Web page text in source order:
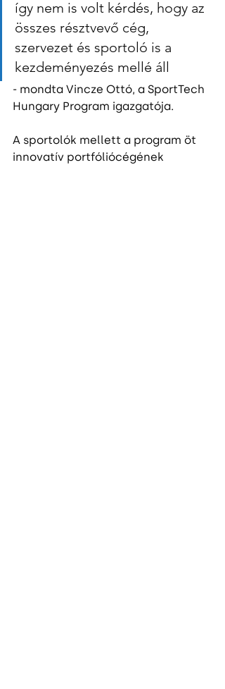
így nem is volt kérdés, hogy az
összes résztvevő cég,
szervezet és sportoló is a
kezdeményezés mellé áll
- mondta Vincze Ottó, a SportTech
Hungary Program igazgatója.
A sportolók mellett a program öt
innovatív portfóliócégének